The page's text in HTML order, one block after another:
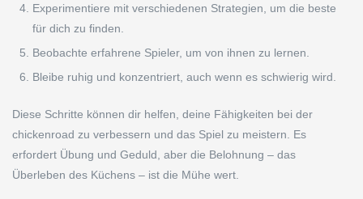
Experimentiere mit verschiedenen Strategien, um die beste
für dich zu finden.
Beobachte erfahrene Spieler, um von ihnen zu lernen.
Bleibe ruhig und konzentriert, auch wenn es schwierig wird.
Diese Schritte können dir helfen, deine Fähigkeiten bei der
chickenroad zu verbessern und das Spiel zu meistern. Es
erfordert Übung und Geduld, aber die Belohnung – das
Überleben des Küchens – ist die Mühe wert.